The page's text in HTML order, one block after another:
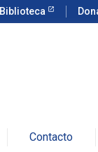
Biblioteca
Contacto